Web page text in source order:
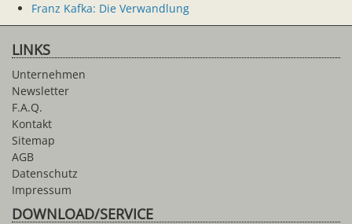
Franz Kafka: Die Verwandlung
LINKS
Unternehmen
Newsletter
F.A.Q.
Kontakt
Sitemap
AGB
Datenschutz
Impressum
DOWNLOAD/SERVICE